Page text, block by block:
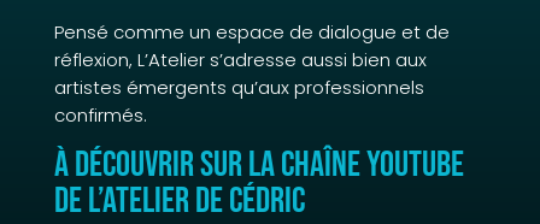
Pensé comme un espace de dialogue et de
réflexion, L’Atelier s’adresse aussi bien aux
artistes émergents qu’aux professionnels
confirmés.
À découvrir sur la chaîne YouTube
de L’Atelier de Cédric